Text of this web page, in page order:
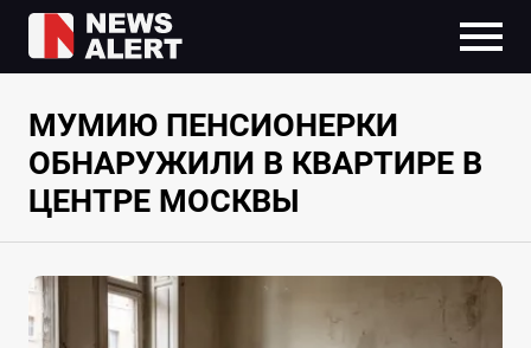
МУМИЮ ПЕНСИОНЕРКИ
ОБНАРУЖИЛИ В КВАРТИРЕ В
ЦЕНТРЕ МОСКВЫ